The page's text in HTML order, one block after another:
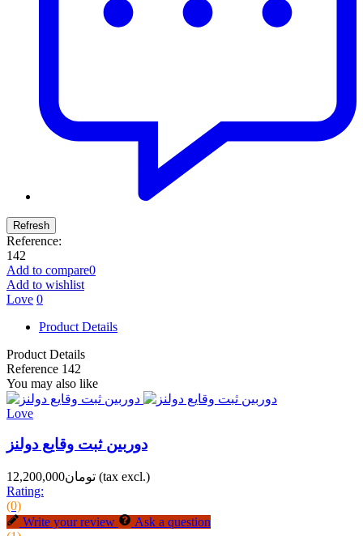
Reference:
142
Add to compare0
Add to wishlist
Love 0
Product Details
Product Details
Reference 142
You may also like
Love
دوربین ثبت وقایع دولنز
تومان12,200,000 (tax excl.)
Rating:
(0)
Write your review
Ask a question